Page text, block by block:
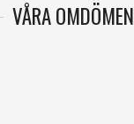
VÅRA OMDÖMEN